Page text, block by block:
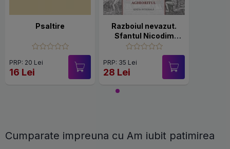
Psaltire
PRP: 20 Lei
16 Lei
Razboiul nevazut.
Sfantul Nicodim
Aghioritul
PRP: 35 Lei
28 Lei
Cumparate impreuna cu Am iubit patimirea